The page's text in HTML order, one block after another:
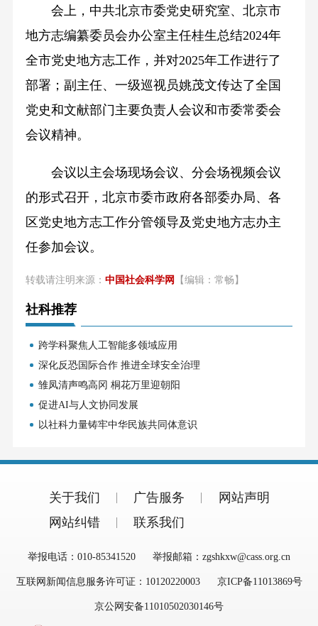
会上，中共北京市委党史研究室、北京市
地方志编纂委员会办公室主任桂生总结2024年
全市党史地方志工作，并对2025年工作进行了
部署；副主任、一级巡视员姚茂文传达了全国
党史和文献部门主要负责人会议和市委常委会
会议精神。
会议以主会场现场会议、分会场视频会议
的形式召开，北京市委市政府各部委办局、各
区党史地方志工作分管领导及党史地方志办主
任参加会议。
转载请注明来源： 中国社会科学网 【编辑：常畅】
社科推荐
跨学科聚焦人工智能多领域应用
深化反恐国际合作 推进全球安全治理
雏凤清声鸣高冈 桐花万里迎朝阳
促进AI与人文协同发展
以社科力量铸牢中华民族共同体意识
关于我们 广告服务
网站声明
网站纠错
联系我们
举报电话：010-85341520 举报邮箱：zgshkxw@cass.org.cn
互联网新闻信息服务许可证：10120220003 京ICP备11013869号
京公网安备11010502030146号